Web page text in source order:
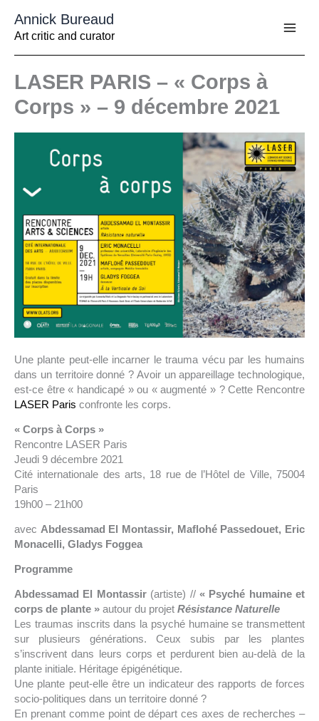
contenu
Annick Bureaud
Art critic and curator
LASER PARIS – « Corps à
Corps » – 9 décembre 2021
Une plante peut-elle incarner le trauma vécu par les humains
dans un territoire donné ? Avoir un appareillage technologique,
est-ce être « handicapé » ou « augmenté » ? Cette Rencontre
LASER Paris confronte les corps.
« Corps à Corps »
Rencontre LASER Paris
Jeudi 9 décembre 2021
Cité internationale des arts, 18 rue de l’Hôtel de Ville, 75004
Paris
19h00 – 21h00
avec Abdessamad El Montassir, Maflohé Passedouet, Eric
Monacelli, Gladys Foggea
Programme
Abdessamad El Montassir(artiste) // « Psyché humaine et
corps de plante » autour du projet Résistance Naturelle
Les traumas inscrits dans la psyché humaine se transmettent
sur plusieurs générations. Ceux subis par les plantes
s’inscrivent dans leurs corps et perdurent bien au-delà de la
plante initiale. Héritage épigénétique.
Une plante peut-elle être un indicateur des rapports de forces
socio-politiques dans un territoire donné ?
En prenant comme point de départ ces axes de recherches –